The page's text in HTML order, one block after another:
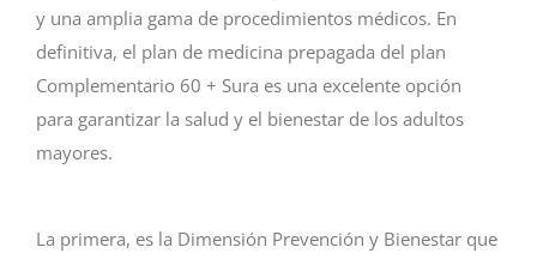
y una amplia gama de procedimientos médicos. En
definitiva, el plan de medicina prepagada del plan
Complementario 60 + Sura es una excelente opción
para garantizar la salud y el bienestar de los adultos
mayores.
La primera, es la Dimensión Prevención y Bienestar que